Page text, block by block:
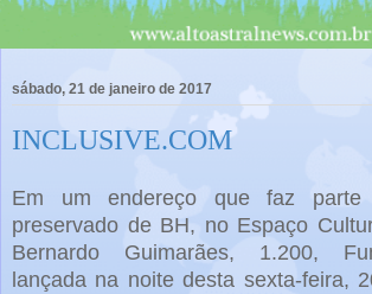
sábado, 21 de janeiro de 2017
INCLUSIVE.COM
Em um endereço que faz parte
preservado de BH, no Espaço
Bernardo Guimarães, 1.200,
lançada na noite desta sexta-feira,